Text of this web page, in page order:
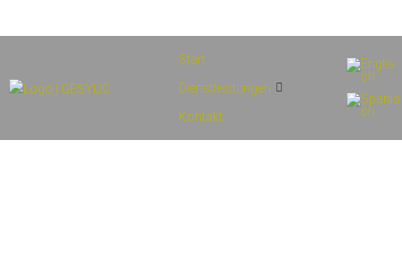
Start
Dienstleistungen
Kontakt